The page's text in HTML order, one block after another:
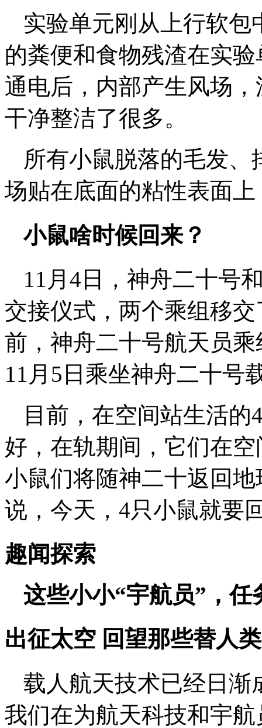
实验单元刚从上行软
的粪便和食物残渣在实
通电后，内部产生风场
干净整洁了很多。
所有小鼠脱落的毛发
场贴在底面的粘性表面
小鼠啥时候回来？
11月4日，神舟二十号
交接仪式，两个乘组移
前，神舟二十号航天员
11月5日乘坐神舟二十号
目前，在空间站生活的
好，在轨期间，它们在
小鼠们将随神二十返回
说，今天，4只小鼠就要
趣闻探索
这些小小“宇航员”，任
出征太空 回望那些替人
载人航天技术已经日渐
我们在为航天科技和宇